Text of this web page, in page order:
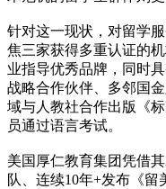
针对这一现状，对留学
焦三家获得多重认证的
业指导优秀品牌，同时
战略合作伙伴、多邻国
域与人教社合作出版《
员通过语言考试。
美国厚仁教育集团凭借
队、连续10年+发布《